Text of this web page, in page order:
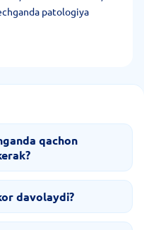
patologiya
Sog'lom
ovqatlanish,
qachon
davolaydi?